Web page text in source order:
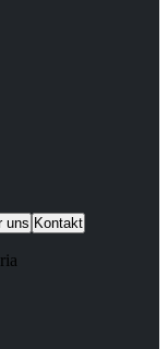
uns Kontakt